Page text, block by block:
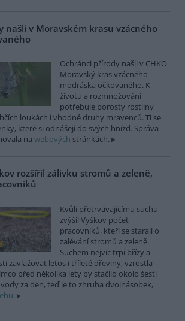
našli v Moravském krasu vzácného
Ochránci přírody našli v CHKO
Moravský kras vzácného
modráska očkovaného. K
životu a rozmnožování
potřebuje porosty rostliny
loukách i vhodné druhy mravenců. Ti se
které si odnášejí do svých hnízd. Správa
na webových stránkách.
rozšířil zálivku stromů a zeleně,
Kvůli přetrvávajícímu suchu
zvýšil Vyškov počet
pracovníků, kteří se starají o
zalévání stromů a zeleně.
Suchem nejvíc trpí břízy a
zavlažovat letos i tříleté dřeviny, vzrostla
před několika lety by stačilo okolo šesti
za den, teď je to zhruba dvojnásobek,
.